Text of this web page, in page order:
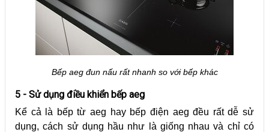
Bếp aeg đun nấu rất nhanh so với bếp khác
5 - Sử dụng điều khiển bếp aeg
Kể cả là bếp từ aeg hay bếp điện aeg đều rất dễ sử
dụng, cách sử dụng hầu như là giống nhau và chỉ có